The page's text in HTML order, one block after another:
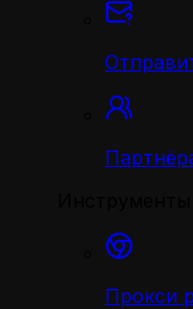
Прокси